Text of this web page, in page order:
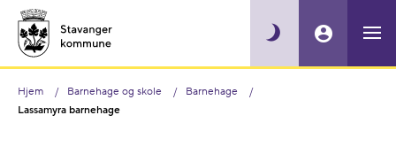
Hjem Barnehage og skole
Barnehage
Lassamyra barnehage